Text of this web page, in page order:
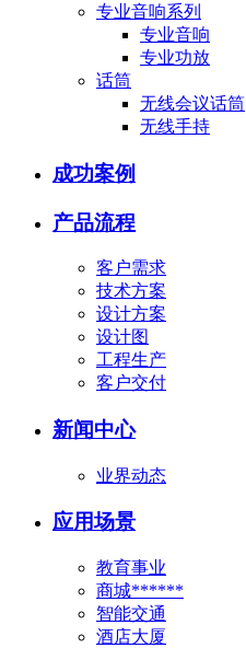
专业音响系列
专业音响
专业功放
话筒
无线会议话筒
无线手持
成功案例
产品流程
客户需求
技术方案
设计方案
设计图
工程生产
客户交付
新闻中心
业界动态
应用场景
教育事业
商城******
智能交通
酒店大厦